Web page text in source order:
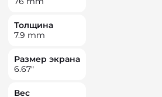
Толщина
7.9 mm
Размер экрана
6.67"
Вес